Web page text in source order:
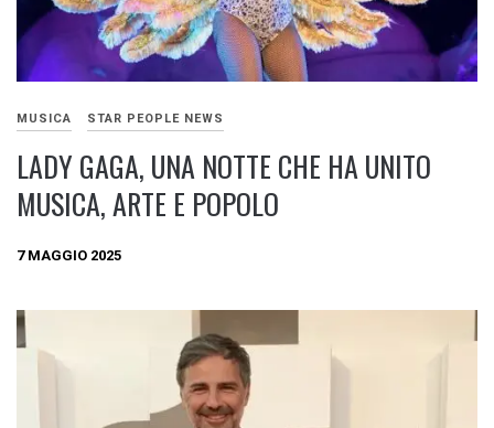
MUSICA STAR PEOPLE NEWS
LADY GAGA, UNA NOTTE CHE HA UNITO
MUSICA, ARTE E POPOLO
7 MAGGIO 2025